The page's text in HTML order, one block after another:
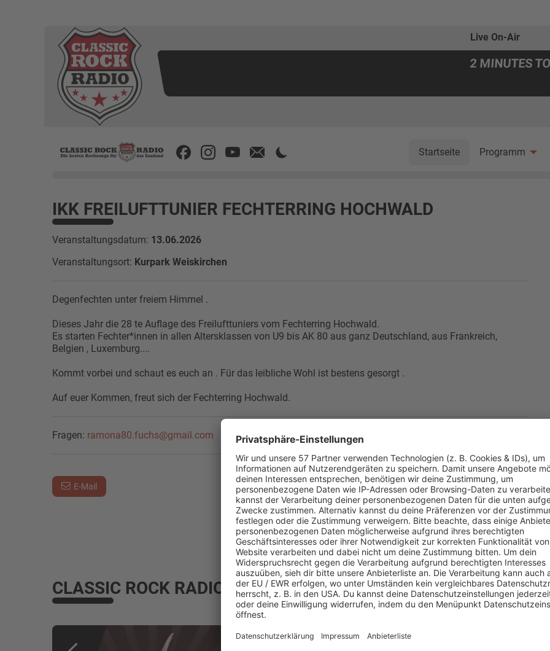
Live On-Air
2 MINUTES
Startseite Programm
IKK FREILUFTTUNIER FECHTERRING HOCHWALD
Veranstaltungsdatum: 13.06.2026
Veranstaltungsort: Kurpark Weiskirchen
Degenfechten unter freiem Himmel .
Dieses Jahr die 28 te Auflage des Freilufttuniers vom Fechterring Hochwald.
Es starten Fechter*innen in allen Altersklassen von U9 bis AK 80 aus ganz Deutschland, aus Frankreich,
Belgien , Luxemburg....
Kommt vorbei und schaut es euch an . Für das leibliche Wohl ist bestens gesorgt .
Auf euer Kommen, freut sich der Fechterring Hochwald.
Fragen: ramona80.fuchs@gmail.com
E-Mail
CLASSIC ROCK RADIO PROGRAMM